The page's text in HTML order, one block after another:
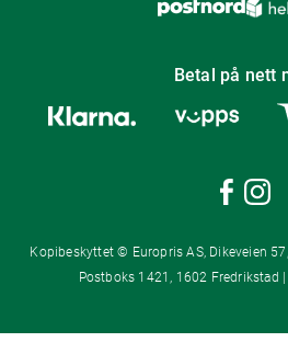
Betal på nett
Kopibeskyttet © Europris AS, Dikeveien
Postboks 1421, 1602 Fredrikstad